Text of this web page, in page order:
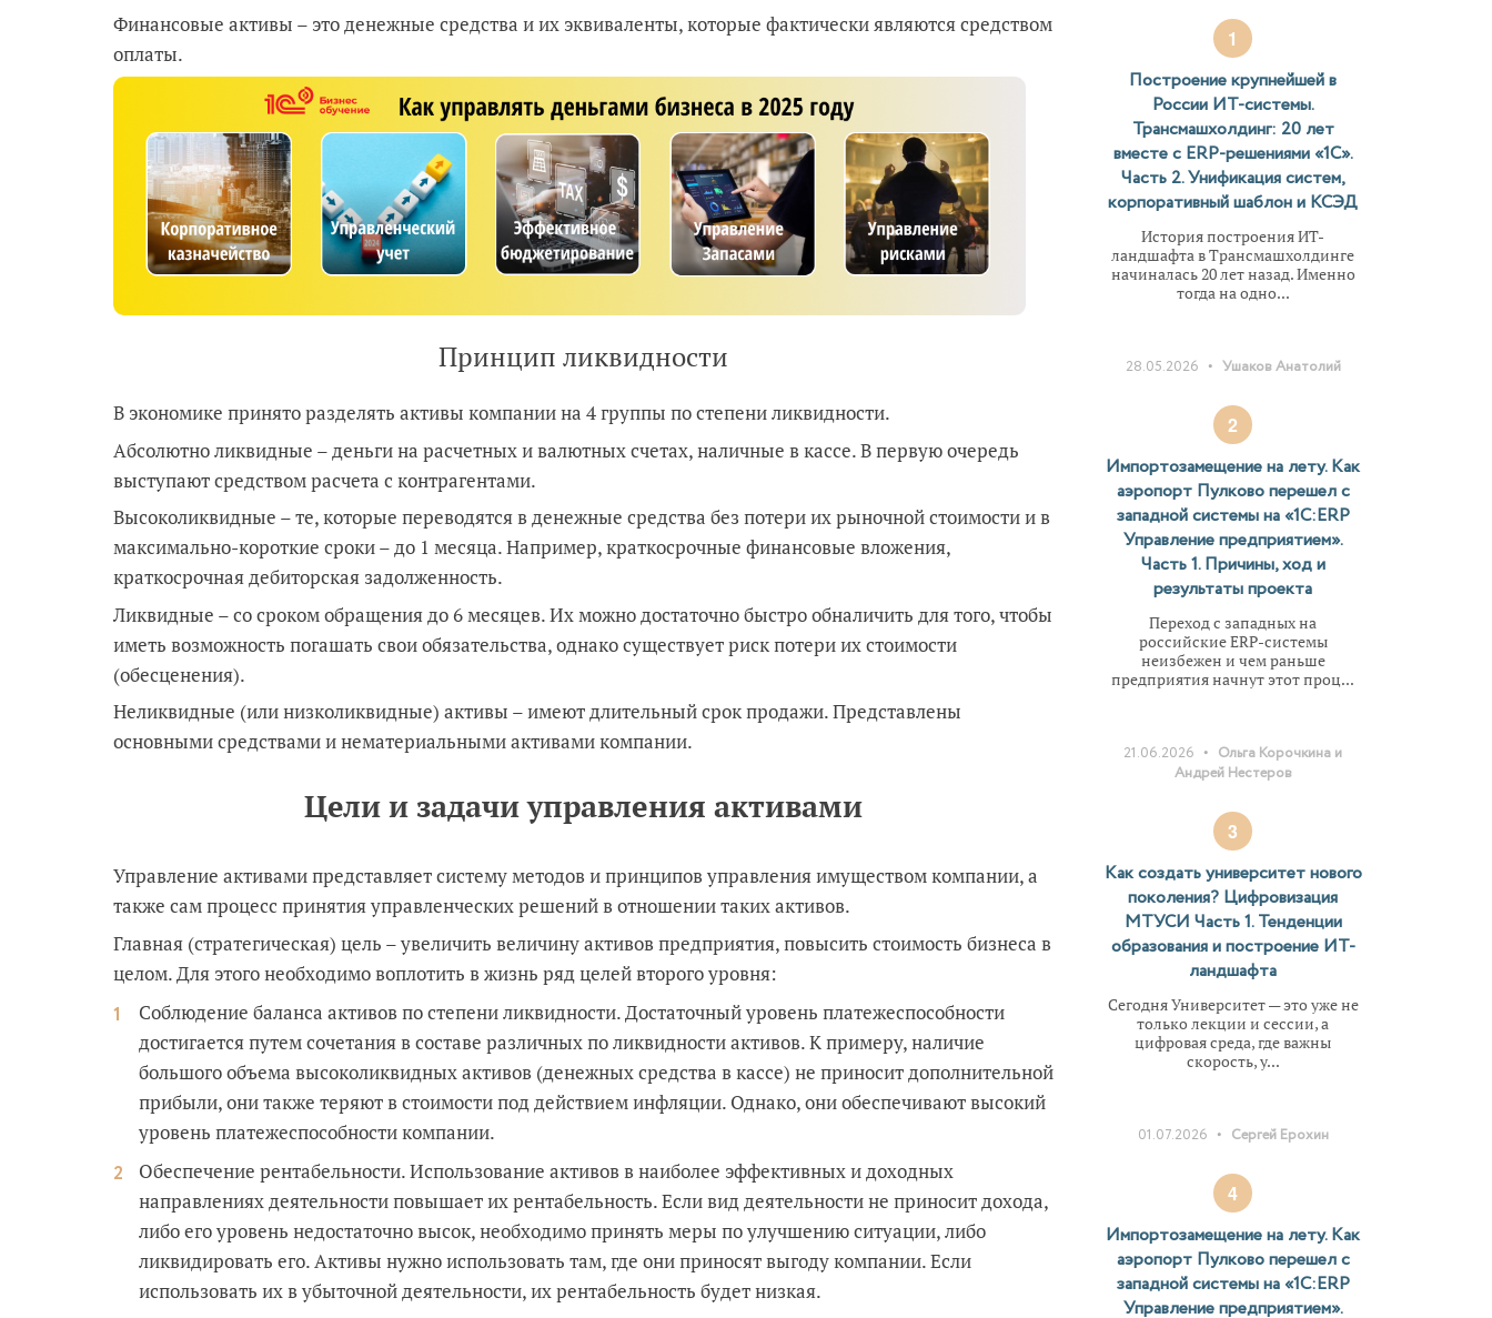
Финансовые активы – это денежные средства и их эквиваленты, которые фактически являются средством
оплаты.
Принцип ликвидности
В экономике принято разделять активы компании на 4 группы по степени ликвидности.
Абсолютно ликвидные – деньги на расчетных и валютных счетах, наличные в кассе. В первую очередь
выступают средством расчета с контрагентами.
Высоколиквидные – те, которые переводятся в денежные средства без потери их рыночной стоимости и в
максимально-короткие сроки – до 1 месяца. Например, краткосрочные финансовые вложения,
краткосрочная дебиторская задолженность.
Ликвидные – со сроком обращения до 6 месяцев. Их можно достаточно быстро обналичить для того, чтобы
иметь возможность погашать свои обязательства, однако существует риск потери их стоимости
(обесценения).
Неликвидные (или низколиквидные) активы – имеют длительный срок продажи. Представлены
основными средствами и нематериальными активами компании.
Цели и задачи управления активами
Управление активами представляет систему методов и принципов управления имуществом компании, а
также сам процесс принятия управленческих решений в отношении таких активов.
Главная (стратегическая) цель – увеличить величину активов предприятия, повысить стоимость бизнеса в
целом. Для этого необходимо воплотить в жизнь ряд целей второго уровня:
Соблюдение баланса активов по степени ликвидности. Достаточный уровень платежеспособности
достигается путем сочетания в составе различных по ликвидности активов. К примеру, наличие
большого объема высоколиквидных активов (денежных средства в кассе) не приносит дополнительной
прибыли, они также теряют в стоимости под действием инфляции. Однако, они обеспечивают высокий
уровень платежеспособности компании.
Обеспечение рентабельности. Использование активов в наиболее эффективных и доходных
направлениях деятельности повышает их рентабельность. Если вид деятельности не приносит дохода,
либо его уровень недостаточно высок, необходимо принять меры по улучшению ситуации, либо
ликвидировать его. Активы нужно использовать там, где они приносят выгоду компании. Если
использовать их в убыточной деятельности, их рентабельность будет низкая.
1
Построение крупнейшей в
России ИТ-системы.
Трансмашхолдинг: 20 лет
вместе с ERP-решениями «1С».
Часть 2. Унификация систем,
корпоративный шаблон и КСЭД
История построения ИТ-
ландшафта в Трансмашхолдинге
начиналась 20 лет назад. Именно
тогда на одно...
28.05.2026 • Ушаков Анатолий
2
Импортозамещение на лету. Как
аэропорт Пулково перешел с
западной системы на «1С:ERP
Управление предприятием».
Часть 1. Причины, ход и
результаты проекта
Переход с западных на
российские ERP-системы
неизбежен и чем раньше
предприятия начнут этот проц...
21.06.2026 • Ольга Корочкина и
Андрей Нестеров
3
Как создать университет нового
поколения? Цифровизация
МТУСИ Часть 1. Тенденции
образования и построение ИТ-
ландшафта
Сегодня Университет — это уже не
только лекции и сессии, а
цифровая среда, где важны
скорость, у...
01.07.2026 • Сергей Ерохин
4
Импортозамещение на лету. Как
аэропорт Пулково перешел с
западной системы на «1С:ERP
Управление предприятием».